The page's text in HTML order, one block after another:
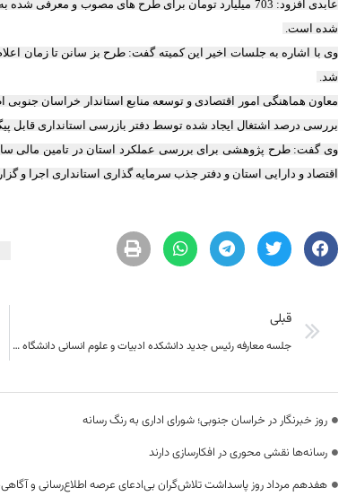
شده است.
وی با اشاره به جلسات اخیر این کمیته گفت: طرح بز سانن تا زمان
شد.
معاون هماهنگی امور اقتصادی و توسعه منابع استاندار خراسان
بررسی درصد اشتغال ایجاد شده توسط دفتر بازرسی استانداری قابل
اقتصاد و دارایی استان و دفتر جذب سرمایه گذاری استانداری اجرا و
قبلی
جلسه معارفه رئیس جدید دانشکده ادبیات و علوم انسانی دانشگاه بیرجند برگزار شد
روز خبرنگار در خراسان جنوبی؛ شورای اداری به رنگ رسانه
رسانه‌ها نقشی محوری در افکارسازی دارند
هفدهم مرداد روز پاسداشت تلاش‌گران بی‌ادعای عرصه اطلاع‌رسانی و